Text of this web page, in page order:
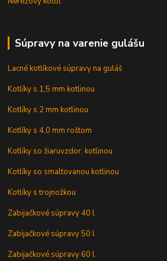
Súpravy na varenie gulášu
Lacné kotlíkové súpravy na guláš
Kotlíky s 1,5 mm kotlinou
Kotlíky s 2 mm kotlinou
Kotlíky s 4,0 mm roštom
Kotlíky so žiaruvzdor. kotlinou
Kotlíky so smaltovanou kotlinou
Kotlíky s trojnožkou
Zabijačkové súpravy 40 l
Zabijačkové súpravy 50 l
Zabijačkové súpravy 60 l